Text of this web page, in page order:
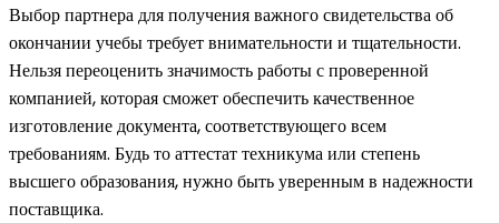
Выбор партнера для получения важного свидетельства об
окончании учебы требует внимательности и тщательности.
Нельзя переоценить значимость работы с проверенной
компанией, которая сможет обеспечить качественное
изготовление документа, соответствующего всем
требованиям. Будь то аттестат техникума или степень
высшего образования, нужно быть уверенным в надежности
поставщика.